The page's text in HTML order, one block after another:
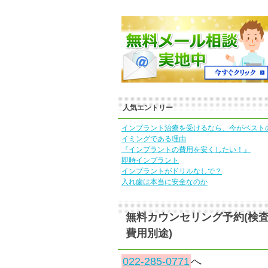
人気エントリー
インプラント治療を受けるなら、今がベスト
イミングである理由
『インプラントの費用を安くしたい！』
即時インプラント
インプラントがドリルなしで？
入れ歯は本当に安全なのか
無料カウンセリング予約(検
費用別途)
022-285-0771へ